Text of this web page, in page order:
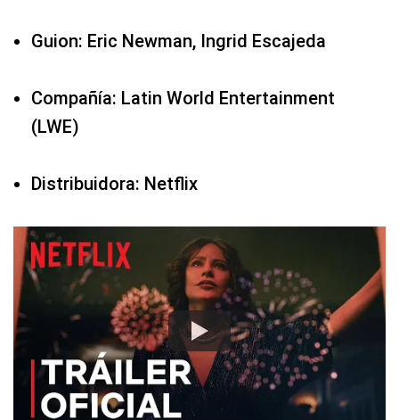
Guion: Eric Newman, Ingrid Escajeda
Compañía: Latin World Entertainment
(LWE)
Distribuidora: Netflix